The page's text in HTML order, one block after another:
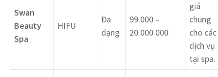
Swan
Beauty
Spa
HIFU
Đa
dạng
99.000 –
20.000.000
giá
chung
cho các
dịch vụ
tại spa.